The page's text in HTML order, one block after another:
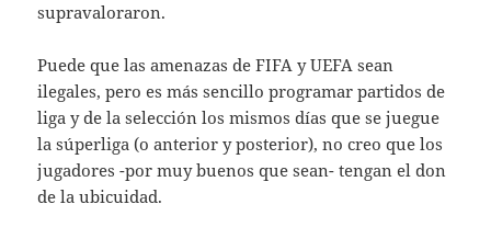
supravaloraron.
Puede que las amenazas de FIFA y UEFA sean
ilegales, pero es más sencillo programar partidos de
liga y de la selección los mismos días que se juegue
la súperliga (o anterior y posterior), no creo que los
jugadores -por muy buenos que sean- tengan el don
de la ubicuidad.